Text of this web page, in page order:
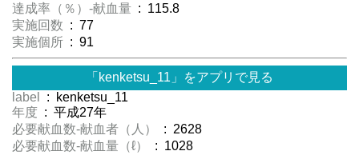
達成率（％）-献血量 : 115.8
実施回数 : 77
実施個所 : 91
「kenketsu_11」をアプリで見る
label
: kenketsu_11
年度 : 平成27年
必要献血数-献血者（人）
: 2628
必要献血数-献血量（ℓ）
: 1028